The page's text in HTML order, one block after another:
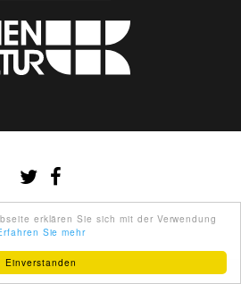
Einverstanden
erklären Sie sich mit der Verwendung
Sie mehr